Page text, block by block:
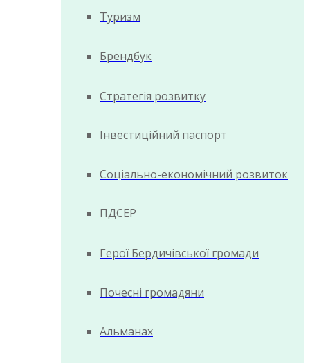
Туризм
Брендбук
Стратегія розвитку
Інвестиційний паспорт
Соціально-економічний розвиток
ПДСЕР
Герої Бердичівської громади
Почесні громадяни
Альманах